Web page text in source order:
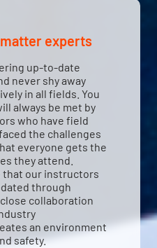
experts
up-to-date
never shy away
in all fields. You
always be met by
who have field
the challenges
everyone gets the
they attend.
that our instructors
through
collaboration
an environment
safety.